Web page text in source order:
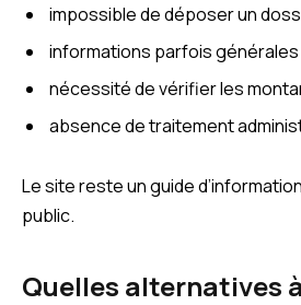
impossible de déposer un
informations parfois générales
nécessité de vérifier les
absence de traitement
Le site reste un guide
public.
Quelles alternatives à